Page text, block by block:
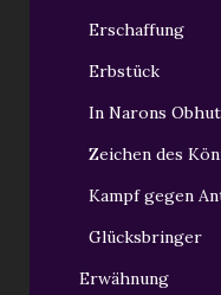
Erschaffung
Erbstück
In Narons Obhut
Zeichen des
Kampf gegen
Glücksbringer
Erwähnung